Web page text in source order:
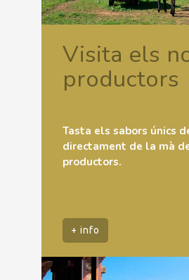
Visita els
productors
Tasta els sabors únics
directament de la mà
productors.
+ info